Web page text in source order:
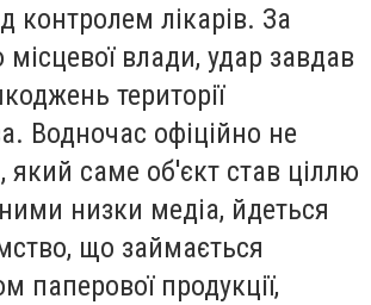
контролем лікарів. За
влади, удар завдав
території
Водночас офіційно не
який саме об'єкт став ціллю
низки медіа, йдеться
що займається
паперової продукції,